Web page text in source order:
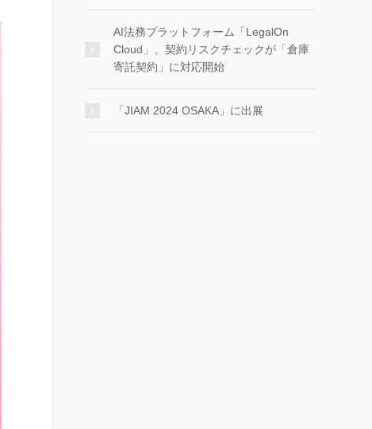
AI法務プラットフォーム「LegalOn
Cloud」、契約リスクチェックが「倉庫
寄託契約」に対応開始
「JIAM 2024 OSAKA」に出展